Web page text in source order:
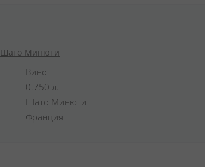
Шато Минюти
Вино
0.750 л.
Шато Минюти
Франция